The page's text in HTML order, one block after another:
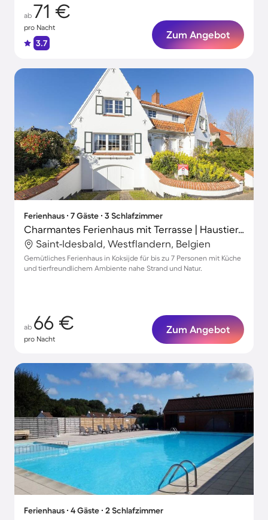
ab 71 €
pro Nacht
3.7
Zum Angebot
Ferienhaus ∙ 7 Gäste ∙ 3 Schlafzimmer
Charmantes Ferienhaus mit Terrasse | Haustiere sind willkommen
Saint-Idesbald, Westflandern, Belgien
Gemütliches Ferienhaus in Koksijde für bis zu 7 Personen mit Küche
und tierfreundlichem Ambiente nahe Strand und Natur.
ab 66 €
pro Nacht
Zum Angebot
Ferienhaus ∙ 4 Gäste ∙ 2 Schlafzimmer